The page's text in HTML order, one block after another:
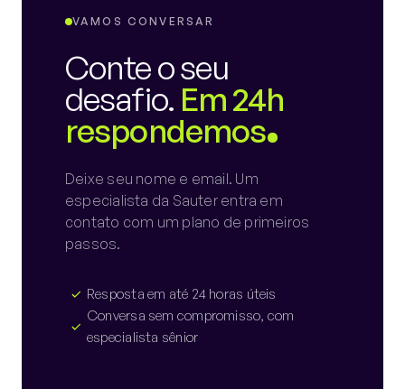
VAMOS CONVERSAR
Conte o seu
desafio. Em 24h
respondemos
Deixe seu nome e email. Um
especialista da Sauter entra em
contato com um plano de primeiros
passos.
Resposta em até 24 horas úteis
Conversa sem compromisso, com
especialista sênior